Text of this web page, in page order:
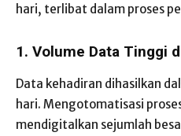
hari, terlibat dalam proses
1. Volume Data Tinggi
Data kehadiran dihasilkan
hari. Mengotomatisasi
mendigitalkan sejumlah